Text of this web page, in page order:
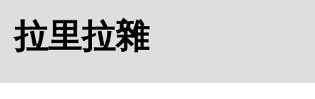
拉里拉雜